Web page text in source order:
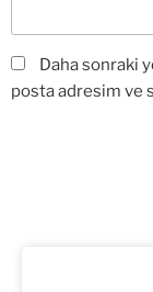
Daha sonraki
posta adresim ve